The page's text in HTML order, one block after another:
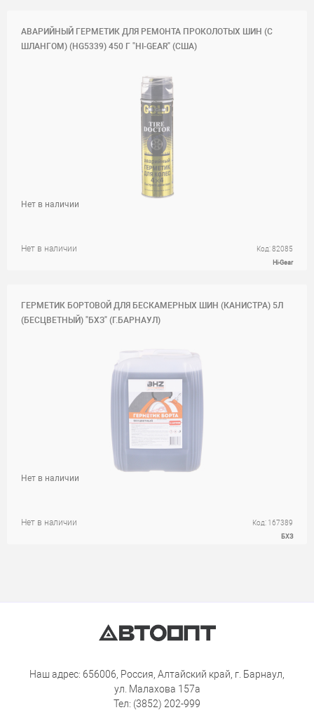
АВАРИЙНЫЙ ГЕРМЕТИК ДЛЯ РЕМОНТА ПРОКОЛОТЫХ ШИН (С
ШЛАНГОМ) (НG5339) 450 Г "HI-GEAR" (США)
Нет в наличии Код: 82085
Hi-Gear
Нет в наличии
ГЕРМЕТИК БОРТОВОЙ ДЛЯ БЕСКАМЕРНЫХ ШИН (КАНИСТРА) 5Л
(БЕСЦВЕТНЫЙ) "БХЗ" (Г.БАРНАУЛ)
Нет в наличии Код: 167389
БХЗ
Нет в наличии
Наш адрес: 656006, Россия, Алтайский край, г. Барнаул,
ул. Малахова 157а
Тел: (3852) 202-999